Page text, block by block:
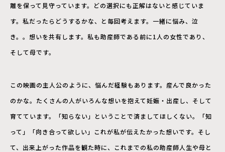
離を保って見守っています。どの選択にも正解はないと感じていま
す。私だったらどうするかな、と毎回考えます。一緒に悩み、泣
き。。想いを共有します。私も助産師である前に1人の女性であり、
そして母です。
この映画の主人公のように、悩んだ経験もあります。産んで良かった
のかな。たくさんの人がいろんな想いを抱えて妊娠・出産し、そして
育てています。「知らない」ということで済ましてほしくない。「知
って」「向き合って欲しい」これが私が伝えたかった想いです。そし
て、出来上がった作品を観た時に、これまでの私の助産師人生や母と